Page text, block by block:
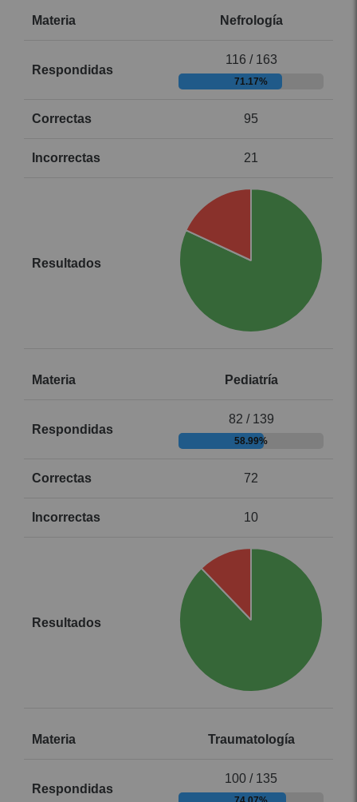
Nefrología
116 / 163
71.17%
95
21
Pediatría
82 / 139
58.99%
72
10
Traumatología
100 / 135